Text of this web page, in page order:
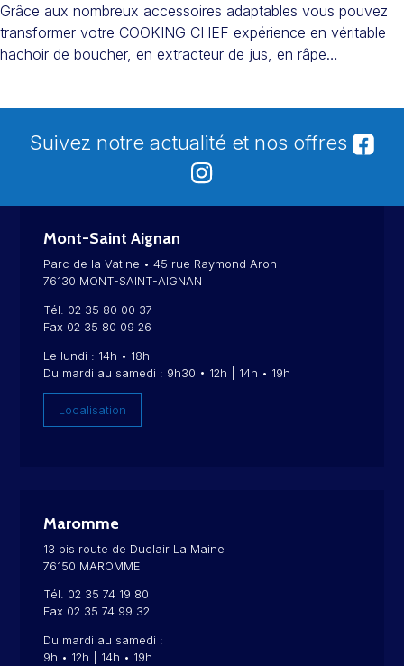
Grâce aux nombreux accessoires adaptables vous pouvez
transformer votre COOKING CHEF expérience en véritable
hachoir de boucher, en extracteur de jus, en râpe…
Suivez notre actualité et nos offres
Mont-Saint Aignan
Parc de la Vatine • 45 rue Raymond Aron
76130 MONT-SAINT-AIGNAN
Tél. 02 35 80 00 37
Fax 02 35 80 09 26
Le lundi : 14h • 18h
Du mardi au samedi : 9h30 • 12h | 14h • 19h
Localisation
Maromme
13 bis route de Duclair La Maine
76150 MAROMME
Tél. 02 35 74 19 80
Fax 02 35 74 99 32
Du mardi au samedi :
9h • 12h | 14h • 19h